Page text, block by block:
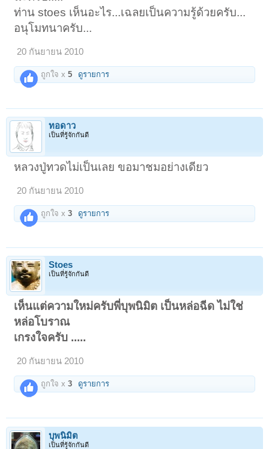
ท่าน stoes เห็นอะไร...เฉลยเป็นความรู้ด้วยครับ...
อนุโมทนาครับ...
20 กันยายน 2010
ถูกใจ x5 ดูรายการ
ทอดาว
เป็นที่รู้จักกันดี
หลวงปู่ทวดไม่เป็นเลย ขอมาชมอย่างเดียว
20 กันยายน 2010
ถูกใจ x3 ดูรายการ
Stoes
เป็นที่รู้จักกันดี
เห็นแต่ความใหม่ครับพี่บุพนิมิต เป็นหล่อฉีด ไม่ใช่
หล่อโบราณ
เกรงใจครับ .....
20 กันยายน 2010
ถูกใจ x3 ดูรายการ
บุพนิมิต
เป็นที่รู้จักกันดี